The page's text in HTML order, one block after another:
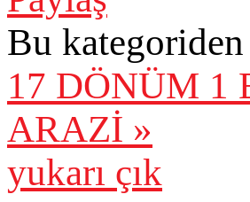
Bu
17 DÖNÜM
ARAZİ »
yukarı çık